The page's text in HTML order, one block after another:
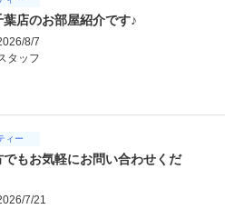
店のお部屋紹介です♪
8/7
タッフ
ィー
でもお気軽にお問い合わせくだ
7/21